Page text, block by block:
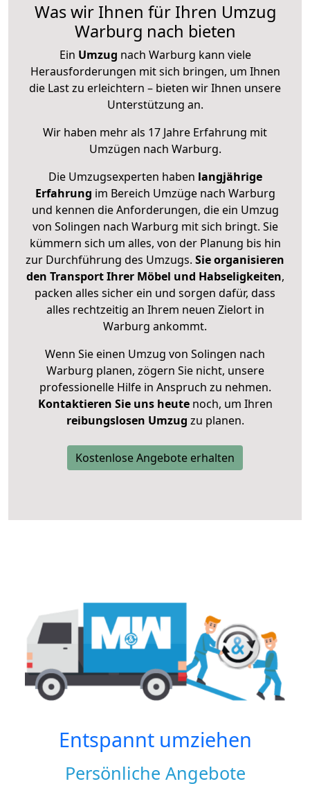
Was wir Ihnen für Ihren Umzug
Warburg nach bieten
Ein Umzug nach Warburg kann viele
Herausforderungen mit sich bringen, um Ihnen
die Last zu erleichtern – bieten wir Ihnen unsere
Unterstützung an.
Wir haben mehr als 17 Jahre Erfahrung mit
Umzügen nach Warburg.
Die Umzugsexperten haben langjährige
Erfahrung im Bereich Umzüge nach Warburg
und kennen die Anforderungen, die ein Umzug
von Solingen nach Warburg mit sich bringt. Sie
kümmern sich um alles, von der Planung bis hin
zur Durchführung des Umzugs. Sie organisieren
den Transport Ihrer Möbel und Habseligkeiten,
packen alles sicher ein und sorgen dafür, dass
alles rechtzeitig an Ihrem neuen Zielort in
Warburg ankommt.
Wenn Sie einen Umzug von Solingen nach
Warburg planen, zögern Sie nicht, unsere
professionelle Hilfe in Anspruch zu nehmen.
Kontaktieren Sie uns heutenoch, um Ihren
reibungslosen Umzug zu planen.
Kostenlose Angebote erhalten
Entspannt umziehen
Persönliche Angebote